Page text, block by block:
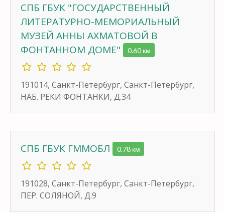
СПБ ГБУК "ГОСУДАРСТВЕННЫЙ
ЛИТЕРАТУРНО-МЕМОРИАЛЬНЫЙ
МУЗЕЙ АННЫ АХМАТОВОЙ В
ФОНТАННОМ ДОМЕ"
0.60 км
191014, Санкт-Петербург, Санкт-Петербург,
НАБ. РЕКИ ФОНТАНКИ, Д.34
СПБ ГБУК ГММОБЛ 0.78 км
191028, Санкт-Петербург, Санкт-Петербург,
ПЕР. СОЛЯНОЙ, Д.9